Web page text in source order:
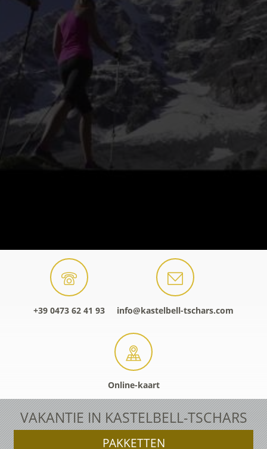
+39 0473 62 41 93 info@kastelbell-tschars.com
Online-kaart
VAKANTIE IN KASTELBELL-TSCHARS
PAKKETTEN